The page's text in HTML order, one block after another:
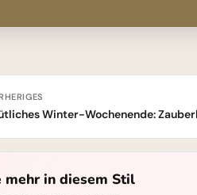
Winter-Wochenende:
mehr in diesem Stil